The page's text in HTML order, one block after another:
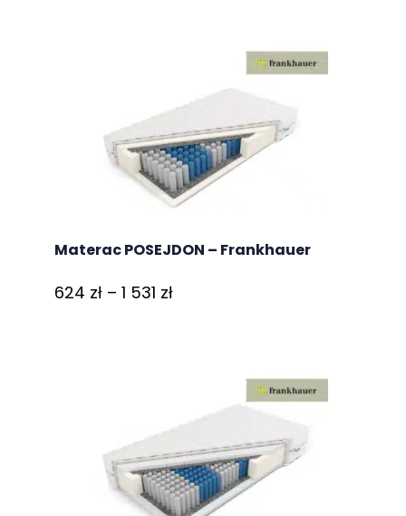
811 zł
Materac POSEJDON – Frankhauer
624 zł – 1 531 złZakres
1
531 zł